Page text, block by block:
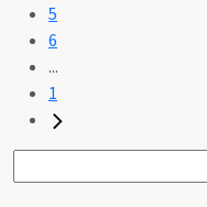
5
6
...
1